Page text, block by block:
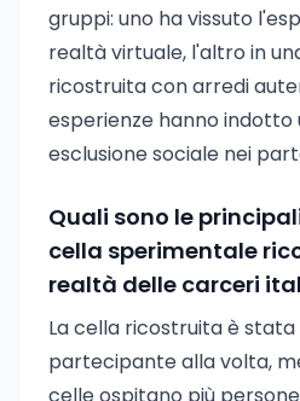
gruppi: uno ha vissuto
realtà virtuale, l'altro in
ricostruita con arredi
esperienze hanno indotto
esclusione sociale nei
Quali sono le
cella sperimentale
realtà delle carceri
La cella ricostruita è stata
partecipante alla volta,